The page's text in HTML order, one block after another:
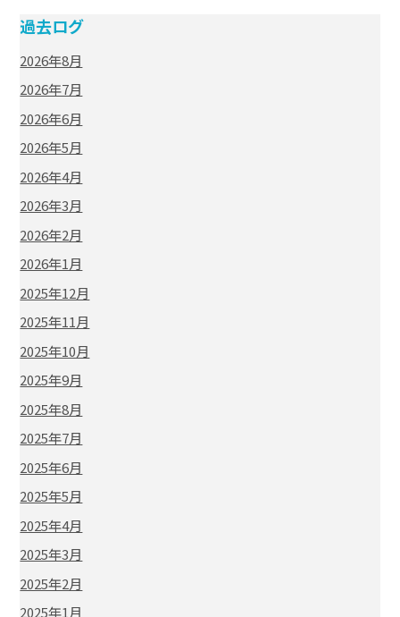
過去ログ
2026年8月
2026年7月
2026年6月
2026年5月
2026年4月
2026年3月
2026年2月
2026年1月
2025年12月
2025年11月
2025年10月
2025年9月
2025年8月
2025年7月
2025年6月
2025年5月
2025年4月
2025年3月
2025年2月
2025年1月